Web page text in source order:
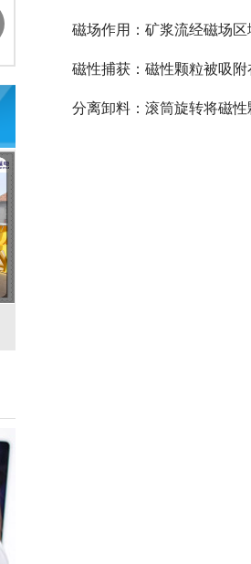
磁场作用：矿浆流经磁场
磁性捕获：磁性颗粒被吸
分离卸料：滚筒旋转将磁